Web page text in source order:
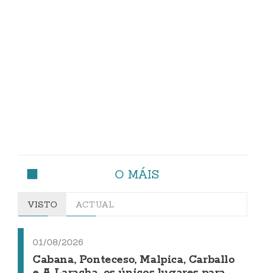
O MÁIS
VISTO ACTUAL
01/08/2026
Cabana, Ponteceso, Malpica, Carballo